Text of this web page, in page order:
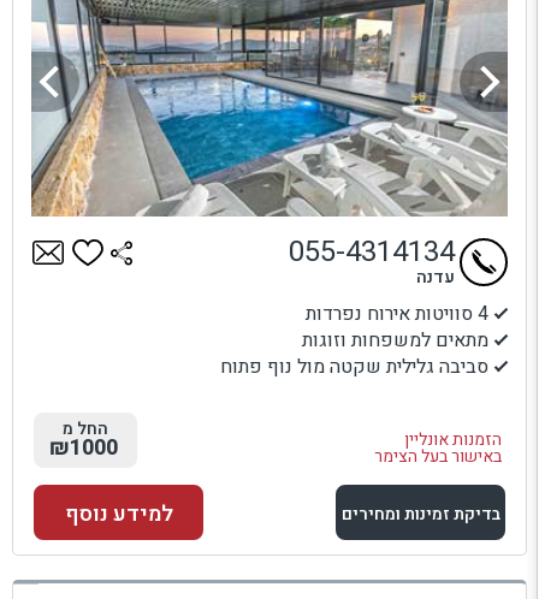
4 סוויטות אירוח נפרדות
מתאים למשפחות וזוגות
סביבה גלילית שקטה מול נוף פתוח
הזמנות אונליין
באישור בעל הצימר
055-4314134
עדנה
החל מ
₪1000
בדיקת זמינות ומחירים
למתחם זה
למידע נוסף